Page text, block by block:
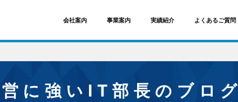
会社案内 事業案内 実績紹介 よくあるご質問
経営に強いIT部長のブログ